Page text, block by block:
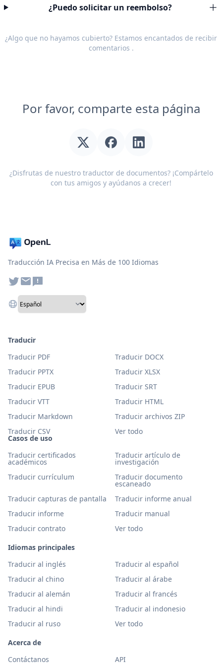
¿Puedo solicitar un reembolso?
¿Algo que no hayamos cubierto? Estamos encantados de recibir
comentarios .
Por favor, comparte esta página
¿Disfrutas de nuestro traductor de documentos? ¡Compártelo
con tus amigos y ayúdanos a crecer!
Traducción IA Precisa en Más de 100 Idiomas
Casos de uso
Traducir certificados
académicos
Traducir artículo de
investigación
Traducir currículum
Traducir documento
escaneado
Traducir capturas de pantalla
Traducir informe anual
Traducir informe
Traducir manual
Traducir contrato
Ver todo
Idiomas principales
Traducir al inglés
Traducir al español
Traducir al chino
Traducir al árabe
Traducir al alemán
Traducir al francés
Traducir al hindi
Traducir al indonesio
Traducir al ruso
Ver todo
Traducir
Traducir PDF
Traducir DOCX
Traducir PPTX
Traducir XLSX
Traducir EPUB
Traducir SRT
Traducir VTT
Traducir HTML
Traducir Markdown
Traducir archivos ZIP
Traducir CSV
Ver todo
Acerca de
Contáctanos
API